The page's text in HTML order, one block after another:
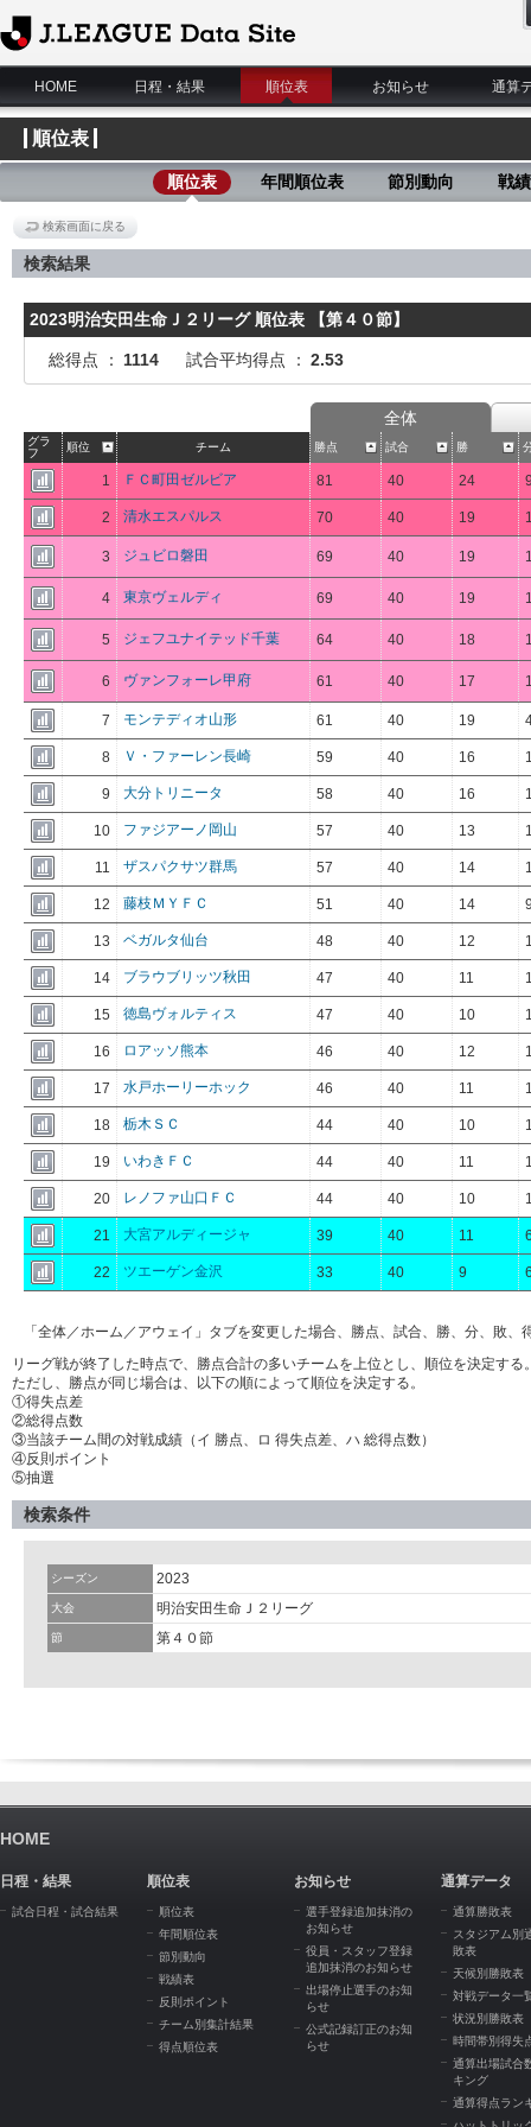
J.League Data Site
HOME
日程・結果 順位表 お知らせ 通算
順位表
順位表 年間順位表 節別動向 戦
検索画面に戻る
検索結果
2023明治安田生命Ｊ２リーグ 順位表 【第４０節】
総得点 ： 1114 試合平均得点 ： 2.53
全体
グラ
フ
順位 チーム 勝点 試合 勝
1 ＦＣ町田ゼルビア 81 40 24
2 清水エスパルス 70 40 19
3 ジュビロ磐田 69 40 19
4 東京ヴェルディ 69 40 19
5 ジェフユナイテッド千葉 64 40 18
6 ヴァンフォーレ甲府 61 40 17
7 モンテディオ山形 61 40 19
8 Ｖ・ファーレン長崎 59 40 16
9 大分トリニータ 58 40 16
10 ファジアーノ岡山 57 40 13
11 ザスパクサツ群馬 57 40 14
12 藤枝ＭＹＦＣ 51 40 14
13 ベガルタ仙台 48 40 12
14 ブラウブリッツ秋田 47 40 11
15 徳島ヴォルティス 47 40 10
16 ロアッソ熊本 46 40 12
17 水戸ホーリーホック 46 40 11
18 栃木ＳＣ 44 40 10
19 いわきＦＣ 44 40 11
20 レノファ山口ＦＣ 44 40 10
21 大宮アルディージャ 39 40 11
22 ツエーゲン金沢 33 40 9
「全体／ホーム／アウェイ」タブを変更した場合、勝点、試合、勝、分、敗
リーグ戦が終了した時点で、勝点合計の多いチームを上位とし、順位を決定する
ただし、勝点が同じ場合は、以下の順によって順位を決定する。
①得失点差
②総得点数
③当該チーム間の対戦成績（イ 勝点、ロ 得失点差、ハ 総得点数）
④反則ポイント
⑤抽選
検索条件
シーズン 2023
大会 明治安田生命Ｊ２リーグ
節 第４０節
HOME
日程・結果
試合日程・試合結果
順位表
順位表
年間順位表
節別動向
戦績表
反則ポイント
チーム別集計結果
得点順位表
お知らせ
選手登録追加抹消の
お知らせ
役員・スタッフ登録
追加抹消のお知らせ
出場停止選手のお知
らせ
公式記録訂正のお知
らせ
通算データ
通算勝敗表
スタジアム別
敗表
天候別勝敗表
対戦データ一
状況別勝敗表
時間帯別得失
通算出場試合
キング
通算得点ラン